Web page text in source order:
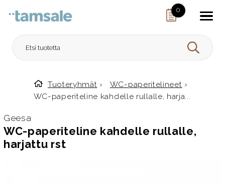
0
HAE
Etusivulle
Tuoteryhmät › WC-paperitelineet ›
WC-paperiteline kahdelle rullalle, harja...
Geesa
WC-paperiteline kahdelle rullalle,
harjattu rst